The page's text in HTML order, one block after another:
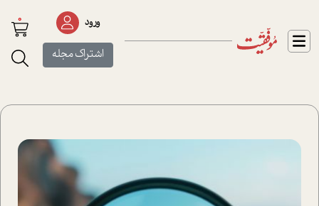
ورود
اشتراک مجله
0